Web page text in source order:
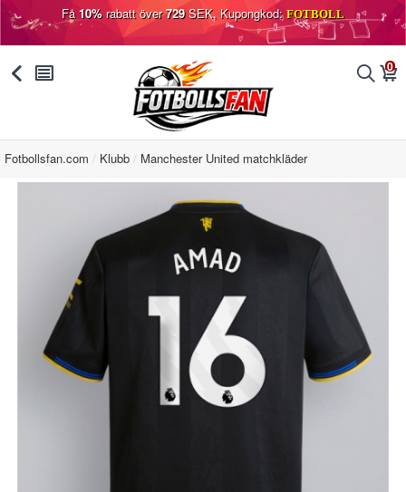
Få10%rabatt över729SEK, Kupongkod: FOTBOLL
󰅯 󰂩 󰂨 0
󰃦
Fotbollsfan.com Klubb Manchester United matchkläder